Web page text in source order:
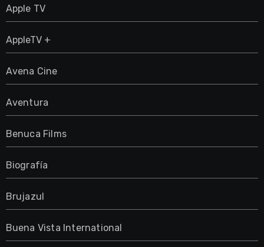
Apple TV
AppleTV +
Avena Cine
Aventura
Benuca Films
Biografía
Brujazul
Buena Vista International